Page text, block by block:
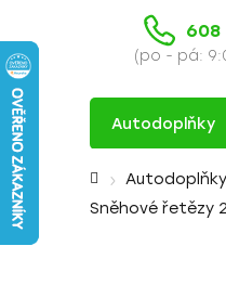
608
(po - pá:
Autodoplňky
Domů Autodoplňky
Sněhové řetězy